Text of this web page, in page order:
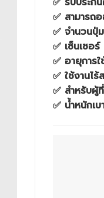
✅ สามารถ
✅ จำนวนปุ่
✅ เซ็นเซอ
✅ อายุการ
✅ ใช้งานไ
✅ สำหรับผู้
✅ น้ำหนักเ